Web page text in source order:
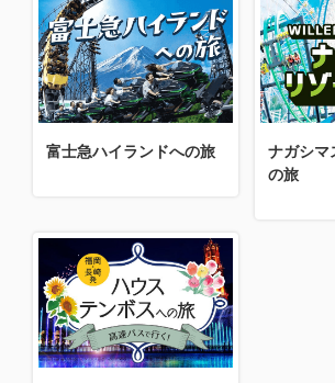
富士急ハイランドへの旅
ナガシマ
の旅